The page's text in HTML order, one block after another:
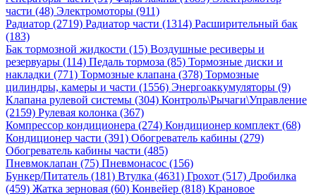
части (48) Электромоторы (911)
Радиатор (2719) Радиатор части (1314) Расширительный бак
(183)
Бак тормозной жидкости (15) Воздушные ресиверы и
резервуары (114) Педаль тормоза (85) Тормозные диски и
накладки (771) Тормозные клапана (378) Тормозные
цилиндры, камеры и части (1556) Энергоаккумуляторы (9)
Клапана рулевой системы (304) Контроль\Рычаги\Управление
(2159) Рулевая колонка (367)
Компрессор кондиционера (274) Кондиционер комплект (68)
Кондиционер части (391) Обогреватель кабины (279)
Обогреватель кабины части (485)
Пневмоклапан (75) Пневмонасос (156)
Бункер/Питатель (181) Втулка (4631) Грохот (517) Дробилка
(459) Жатка зерновая (60) Конвейер (818) Крановое